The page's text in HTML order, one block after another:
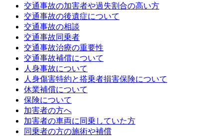
交通事故の加害者や過失割合の高い方
交通事故の後遺症について
交通事故の相談
交通事故同乗者
交通事故治療の重要性
交通事故補償について
人身事故について
人身傷害特約と搭乗者損害保険について
休業補償について
保険について
加害者の方へ
加害者の車両に同乗していた方
同乗者の方の施術や補償